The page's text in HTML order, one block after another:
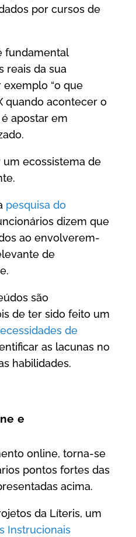
por cursos de
fundamental
reais da sua
“o que
quando acontecer o
é apostar em
ecossistema de
pesquisa do
dizem que
ao envolverem-
de
são
de ter sido feito um
de
as lacunas no
habilidades.
e
online, torna-se
pontos fortes das
acima.
da Líteris, um
Instrucionais